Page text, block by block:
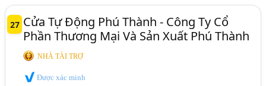
27 Cửa Tự Động Phú Thành - Công Ty Cổ
Phần Thương Mại Và Sản Xuất Phú Thành
NHÀ TÀI TRỢ
Được xác minh